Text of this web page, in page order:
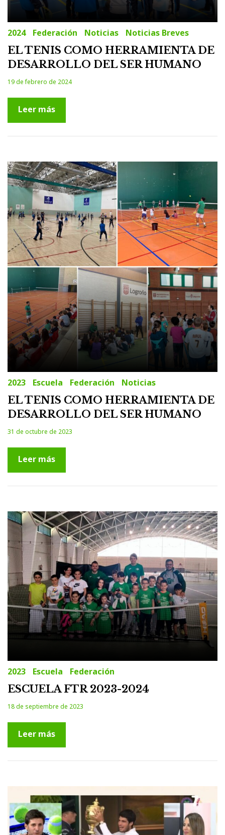
2024 Federación Noticias Noticias Breves
EL TENIS COMO HERRAMIENTA DE
DESARROLLO DEL SER HUMANO
19 de febrero de 2024
Leer más
2023 Escuela Federación Noticias
EL TENIS COMO HERRAMIENTA DE
DESARROLLO DEL SER HUMANO
31 de octubre de 2023
Leer más
2023 Escuela Federación
ESCUELA FTR 2023-2024
18 de septiembre de 2023
Leer más